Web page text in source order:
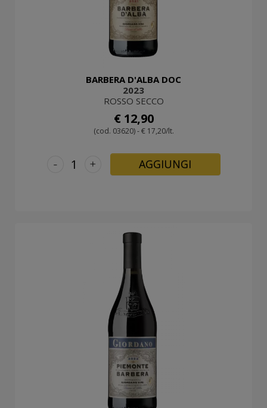
BARBERA D'ALBA DOC
2023
ROSSO SECCO
€ 12,90
(cod. 03620) - € 17,20/lt.
+
- AGGIUNGI